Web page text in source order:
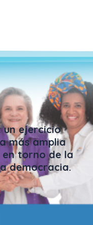
un ejercicio
más amplia
torno de la
democracia.